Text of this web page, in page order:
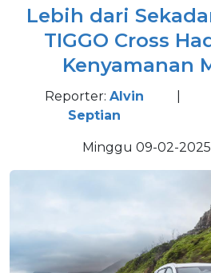
Lebih dari
TIGGO Cross
Kenyamanan
Reporter: Alvin
Septian
Minggu 09-02-